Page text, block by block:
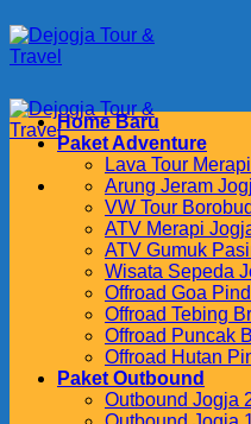
to
content
Home Baru
Paket Adventure
Lava Tour Merapi
Arung Jeram
VW Tour
ATV Merapi
ATV Gumuk
Wisata Sepeda
Offroad Goa
Offroad Tebing
Offroad Puncak
Offroad Hutan
Paket Outbound
Outbound Jogja